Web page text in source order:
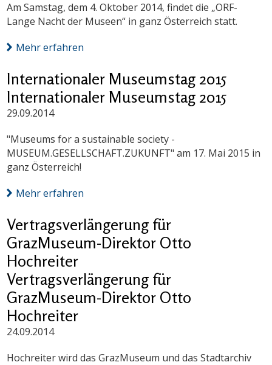
Am Samstag, dem 4. Oktober 2014, findet die „ORF-
Lange Nacht der Museen“ in ganz Österreich statt.
Mehr erfahren
Internationaler Museumstag 2015
Internationaler Museumstag 2015
29.09.2014
"Museums for a sustainable society -
MUSEUM.GESELLSCHAFT.ZUKUNFT" am 17. Mai 2015 in
ganz Österreich!
Mehr erfahren
Vertragsverlängerung für
GrazMuseum-Direktor Otto
Hochreiter
Vertragsverlängerung für
GrazMuseum-Direktor Otto
Hochreiter
24.09.2014
Hochreiter wird das GrazMuseum und das Stadtarchiv